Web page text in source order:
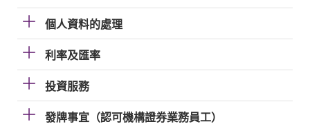
個人資料的處理
利率及匯率
投資服務
發牌事宜（認可機構證券業務員工）